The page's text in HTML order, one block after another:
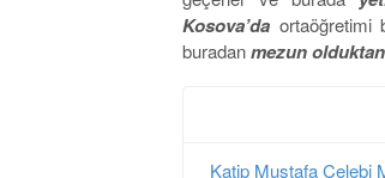
Kosova’da ortaöğretimi
buradanmezun olduktan
Katip Mustafa Çelebi